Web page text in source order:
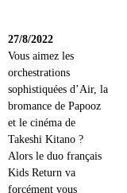
27/8/2022
Vous aimez les
orchestrations
sophistiquées d’Air, la
bromance de Papooz
et le cinéma de
Takeshi Kitano ?
Alors le duo français
Kids Return va
forcément vous
copains sèchent le
lycée et
s’encanaillent. Retour
en France, plus
précisément à Paris,
avec Adrien Rozé et
Clement Savoye : ces
deux amis d’enfance
ont fondé Kids Return
musique de ce duo
attachant fait elle
aussi l’école
buissonnière, piochant
librement dans la
sunshine pop
californienne, la
minutie des
productions de la